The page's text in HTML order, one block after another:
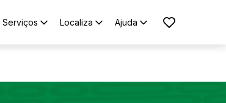
Serviços Localiza Ajuda